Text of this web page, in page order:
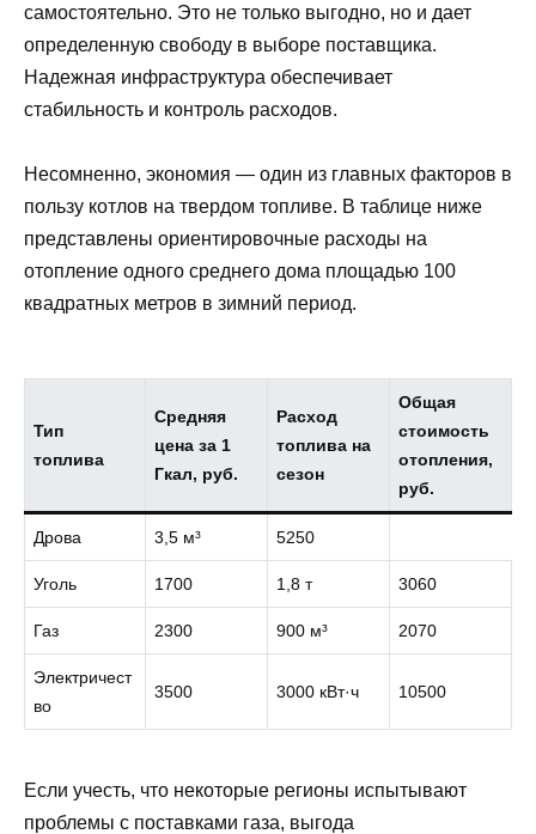
самостоятельно. Это не только выгодно, но и дает
определенную свободу в выборе поставщика.
Надежная инфраструктура обеспечивает
стабильность и контроль расходов.
Несомненно, экономия — один из главных факторов в
пользу котлов на твердом топливе. В таблице ниже
представлены ориентировочные расходы на
отопление одного среднего дома площадью 100
квадратных метров в зимний период.
Тип
топлива
Средняя
цена за 1
Гкал, руб.
Расход
топлива на
сезон
Общая
стоимость
отопления,
руб.
Дрова 3,5 м³ 5250
Уголь 1700 1,8 т 3060
Газ 2300 900 м³ 2070
Электричест
во
3500 3000 кВт·ч 10500
Если учесть, что некоторые регионы испытывают
проблемы с поставками газа, выгода